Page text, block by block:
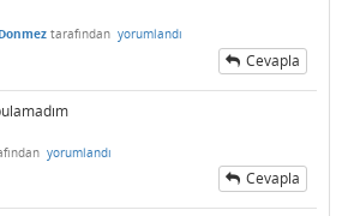
tarafından yorumlandı
Cevapla
yorumlandı
Cevapla